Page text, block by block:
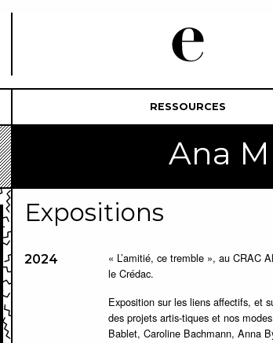
RESSOURCES
Ana
Expositions
2024
« L’amitié, ce tremble », au CRAC
le Crédac.
Exposition sur les liens affectifs, et
des projets artis-tiques et nos
Bablet, Caroline Bachmann, Anna